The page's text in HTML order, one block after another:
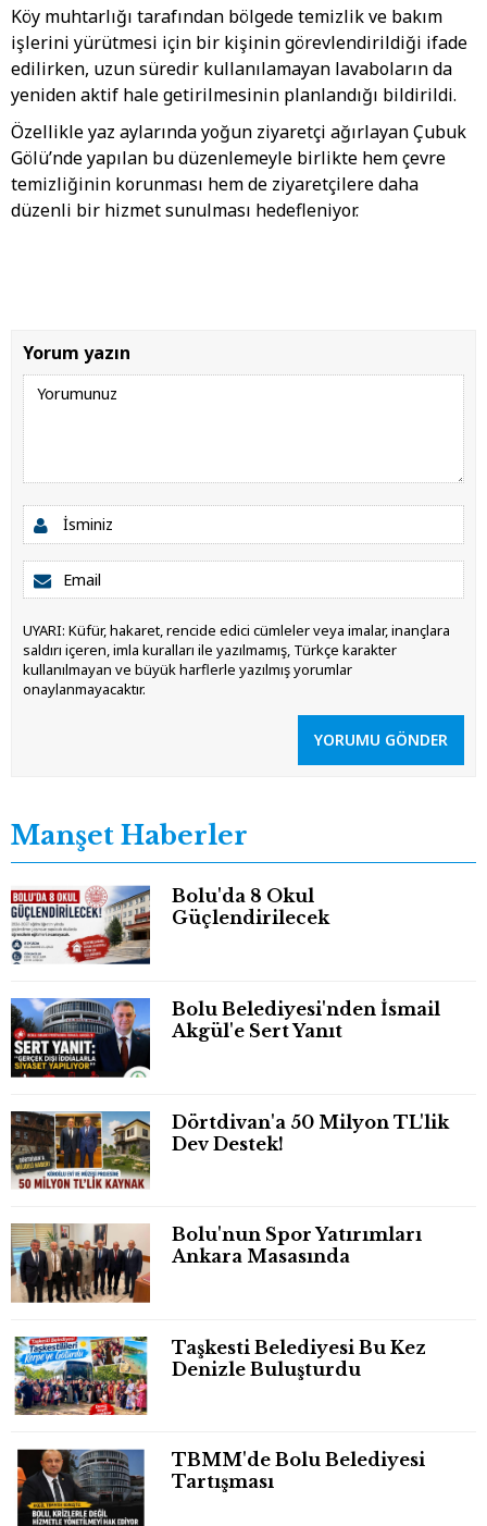
Köy muhtarlığı tarafından bölgede temizlik ve bakım
işlerini yürütmesi için bir kişinin görevlendirildiği ifade
edilirken, uzun süredir kullanılamayan lavaboların da
yeniden aktif hale getirilmesinin planlandığı bildirildi.
Özellikle yaz aylarında yoğun ziyaretçi ağırlayan Çubuk
Gölü’nde yapılan bu düzenlemeyle birlikte hem çevre
temizliğinin korunması hem de ziyaretçilere daha
düzenli bir hizmet sunulması hedefleniyor.
Yorum yazın
UYARI: Küfür, hakaret, rencide edici cümleler veya imalar, inançlara
saldırı içeren, imla kuralları ile yazılmamış, Türkçe karakter
kullanılmayan ve büyük harflerle yazılmış yorumlar
onaylanmayacaktır.
YORUMU GÖNDER
Manşet Haberler
Bolu'da 8 Okul
Güçlendirilecek
Bolu Belediyesi'nden İsmail
Akgül'e Sert Yanıt
Dörtdivan'a 50 Milyon TL'lik
Dev Destek!
Bolu'nun Spor Yatırımları
Ankara Masasında
Taşkesti Belediyesi Bu Kez
Denizle Buluşturdu
TBMM'de Bolu Belediyesi
Tartışması